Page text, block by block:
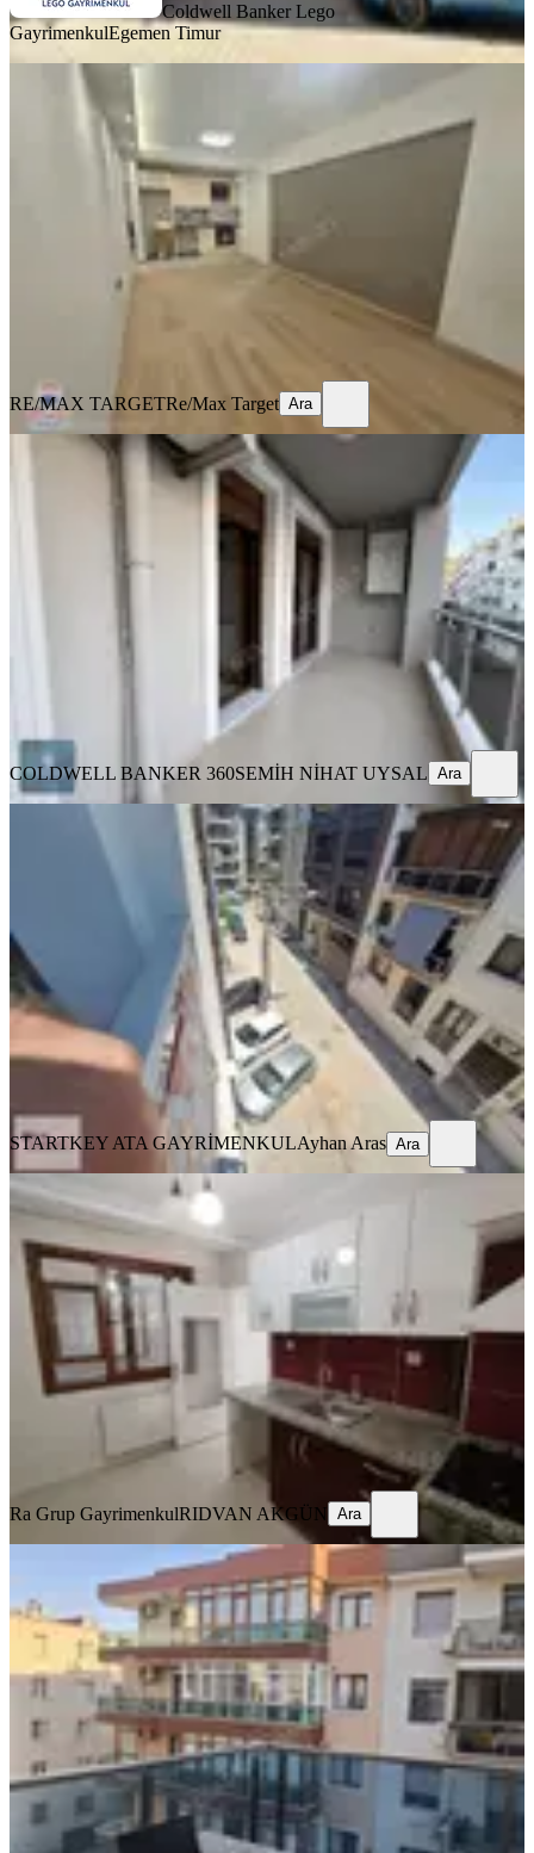
Coldwell Banker Lego
GayrimenkulEgemen Timur
SIFIR BİNA
Dedebaşı Mahallesi'nde Sıfır Binada
Karşıyaka, Dedebaşı Mahallesi
2+1·74 m²·
35.000 ₺
RE/MAX TARGETRe/Max Target Ara
EŞYALI
Karşıyaka Dedebaşında Açık Mutfaklı
2+1 Kiralık Daire
Karşıyaka, Dedebaşı Mahallesi
2. Kat · 09.07.2026
COLDWELL BANKER 360SEMİH NİHAT UYSAL
COLDWELL BANKER 360SEMİH NİHAT UYSAL Ara
SIFIR BİNA
Karşıyaka Dedebaşı'nda Kiralık 2+1
Daire
Karşıyaka, Dedebaşı Mahallesi
·80 m²· 2. Kat·05.07.2026
35.000 ₺
STARTKEY ATA GAYRİMENKULAyhan Aras
STARTKEY ATA GAYRİMENKULAyhan Aras Ara
MANZARALI
Karşıyaka Dedebaşı'nda Arakat
Kombili 2+1 Kiralık Daire
Karşıyaka, Dedebaşı Mahallesi
2+1 ·80 m² 3. Kat 27.06.2026
35.000 ₺
RIDVAN AKGÜN
Ra Grup GayrimenkulRIDVAN AKGÜN Ara
Karşıyaka Dedebaşı'nda Geniş 2+1
Kiralık Daire
Karşıyaka, Dedebaşı Mahallesi
2+1
·110 m² ·4. Kat 16.06.2026
45.000 ₺
COLDWELL BANKER 360 Bektaş Önal